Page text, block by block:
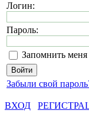
Логин:
Пароль:
Запомнить
Забыли свой
ВХОД